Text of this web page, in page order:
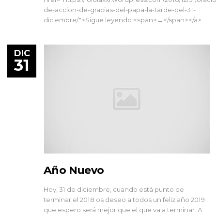
de-accion-de-gracias-del-papa-la-tarde-del-31-
diciembre/">Sigue leyendo <span>→</span></a>
DIC
31
Año Nuevo
Hoy, 31 de diciembre, cuando está punto de
terminar el 2018 os deseo a todos un feliz año 2019
que espero será mejor que el que va a terminar. A